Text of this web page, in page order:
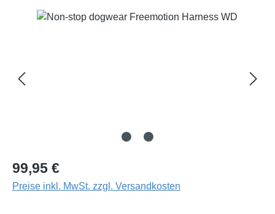
Bildergalerie überspringen
Regulärer Preis:
99,95 €
Preise inkl. MwSt. zzgl. Versandkosten